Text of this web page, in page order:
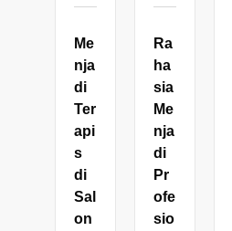
Me
nja
di
Ter
api
s
di
Sal
on
Ra
ha
sia
Me
nja
di
Pr
ofe
sio